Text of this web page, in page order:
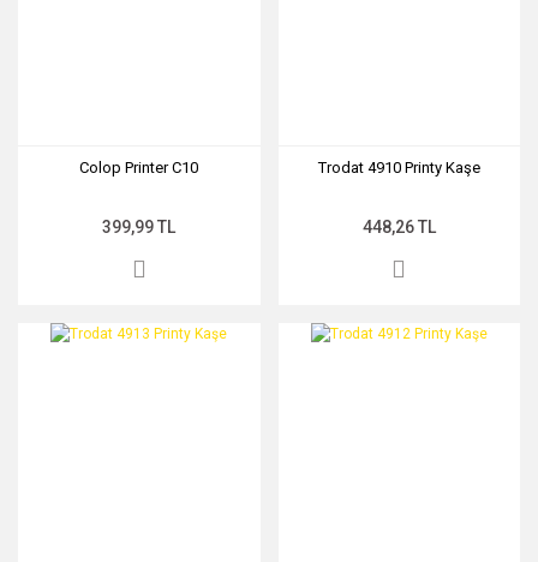
Colop Printer C10
399,99 TL
Trodat 4910 Printy Kaşe
448,26 TL